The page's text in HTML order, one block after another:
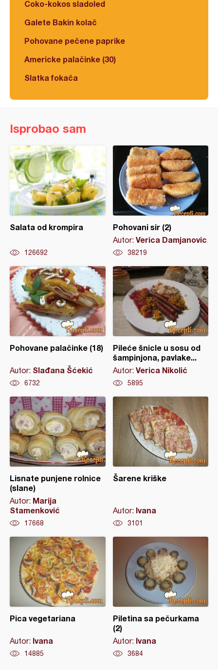
Čoko-kokos sladoled
Galete Bakin kolač
Pohovane pečene paprike
Americke palačinke (30)
Slatka fokača
Isprobao sam
Salata od krompira
126692
Pohovani sir (2)
Autor: Verica Damjanovic
38219
Pohovane palačinke (18)
Autor: Slađana Šćekić
6732
Pileće šnicle u sosu od
šampinjona, pavlake...
Autor: Verica Nikolić
5895
Lisnate punjene rolnice
(slane)
Autor: Marija
Stamenković
17668
Šarene kriške
Autor: Ivana
3101
Pica vegetariana
Autor: Ivana
14885
Piletina sa pečurkama
(2)
Autor: Ivana
3684